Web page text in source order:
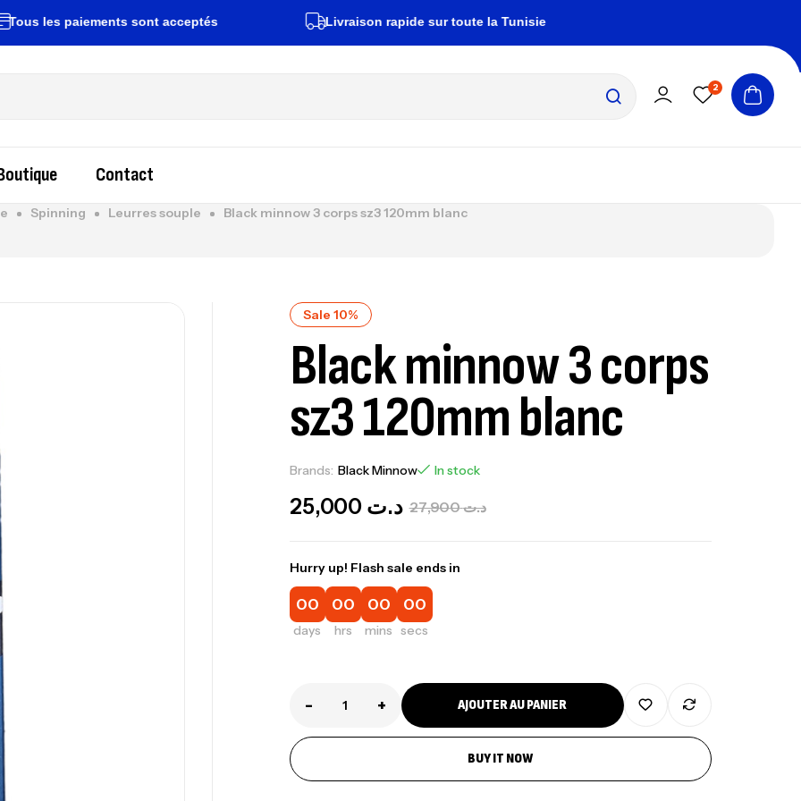
les paiements sont acceptés Livraison rapide sur toute la Tunisie
2
Contact
Spinning Leurres souple Black minnow 3 corps sz3 120mm blanc
Sale 10%
Black minnow 3 corps
sz3 120mm blanc
Brands: Black Minnow In stock
د.ت27,900 د.ت 25,000
Hurry up! Flash sale ends in
00
days
00
hrs
00
mins
00
secs
- + AJOUTER AU PANIER
BUY IT NOW
Cannes
د.ت379,000
د.ت